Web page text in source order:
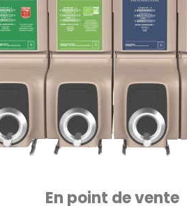
En point de vente